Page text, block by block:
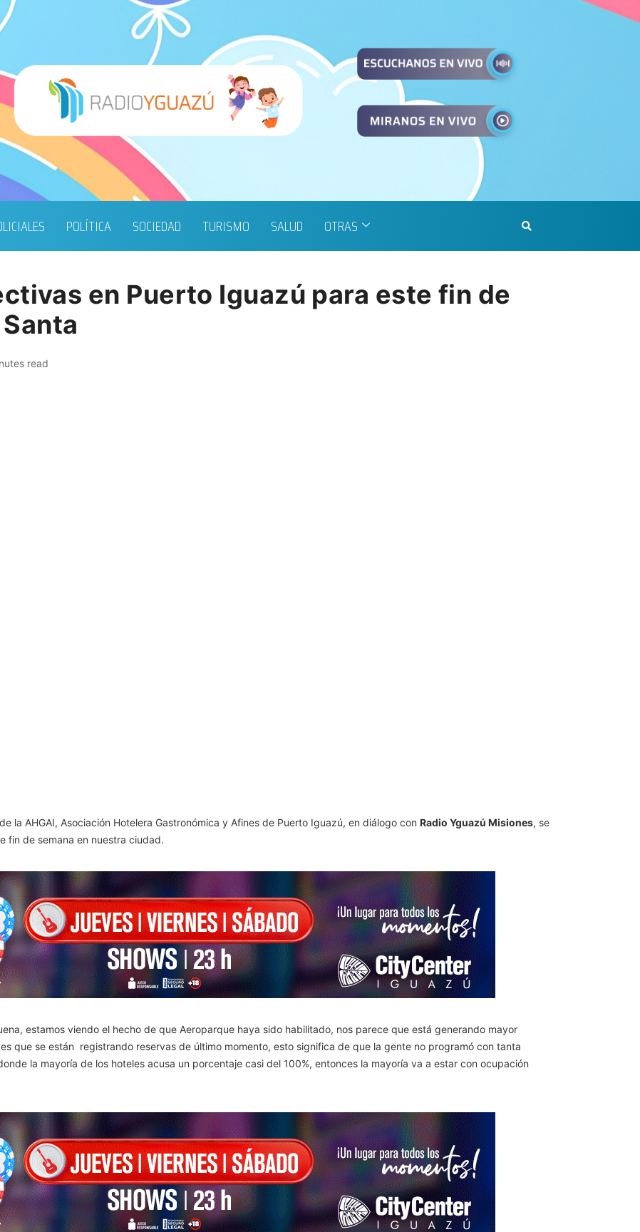
POLÍTICA SOCIEDAD TURISMO SALUD OTRAS
en Puerto Iguazú para este fin de
read
la AHGAI, Asociación Hotelera Gastronómica y Afines de Puerto Iguazú, en diálogo con Radio Yguazú Misiones, se
fin de semana en nuestra ciudad.
estamos viendo el hecho de que Aeroparque haya sido habilitado, nos parece que está generando mayor
que se están registrando reservas de último momento, esto significa de que la gente no programó con tanta
la mayoría de los hoteles acusa un porcentaje casi del 100%, entonces la mayoría va a estar con ocupación